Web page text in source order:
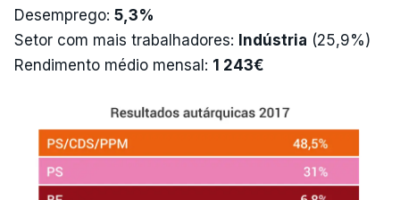
Desemprego: 5,3%
Setor com mais trabalhadores: Indústria (25,9%)
Rendimento médio mensal: 1 243€